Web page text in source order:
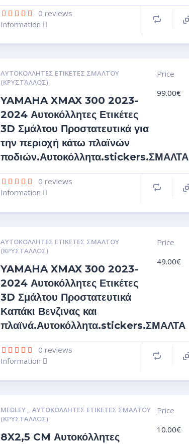
0 reviews
Information
ΑΥΤΟΚΌΛΛΗΤΕΣ ΕΤΙΚΈΤΕΣ ΣΜΆΛΤΟΥ
(ΚΡΥΣΤΑΛΛΟΣ)
YAMAHA XMAX 300 2023-
2024 Αυτοκόλλητες Ετικέτες
3D Σμάλτου Προστατευτικά για
την περιοχή κάτω πλαϊνών
ποδιών.Αυτοκόλλητα.stickers.ΣΜΑΛΤΑ
Price
99.00€
0 reviews
Information
ΑΥΤΟΚΌΛΛΗΤΕΣ ΕΤΙΚΈΤΕΣ ΣΜΆΛΤΟΥ
(ΚΡΥΣΤΑΛΛΟΣ)
YAMAHA XMAX 300 2023-
2024 Αυτοκόλλητες Ετικέτες
3D Σμάλτου Προστατευτικά
Καπάκι Βενζινας και
πλαϊνά.Αυτοκόλλητα.stickers.ΣΜΑΛΤΑ
Price
49.00€
0 reviews
Information
MEDLEY ,ΑΥΤΟΚΌΛΛΗΤΕΣ ΕΤΙΚΈΤΕΣ ΣΜΆΛΤΟΥ
(ΚΡΥΣΤΑΛΛΟΣ)
8X2,5 CM Αυτοκόλλητες
Price
10.00€